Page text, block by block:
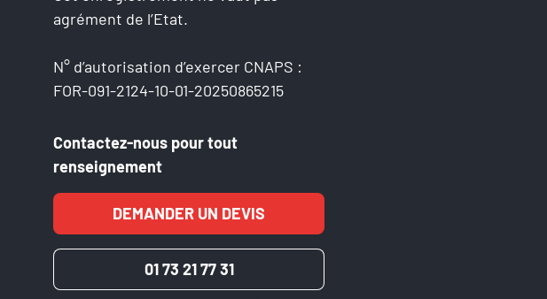
agrément de l’Etat.
N° d’autorisation d’exercer CNAPS :
FOR-091-2124-10-01-20250865215
Contactez-nous pour tout
renseignement
DEMANDER UN DEVIS
01 73 21 77 31